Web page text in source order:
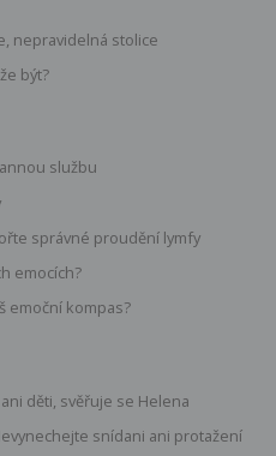
nepravidelná stolice
být?
službu
správné proudění lymfy
emocích?
emoční kompas?
děti, svěřuje se Helena
snídani ani protažení